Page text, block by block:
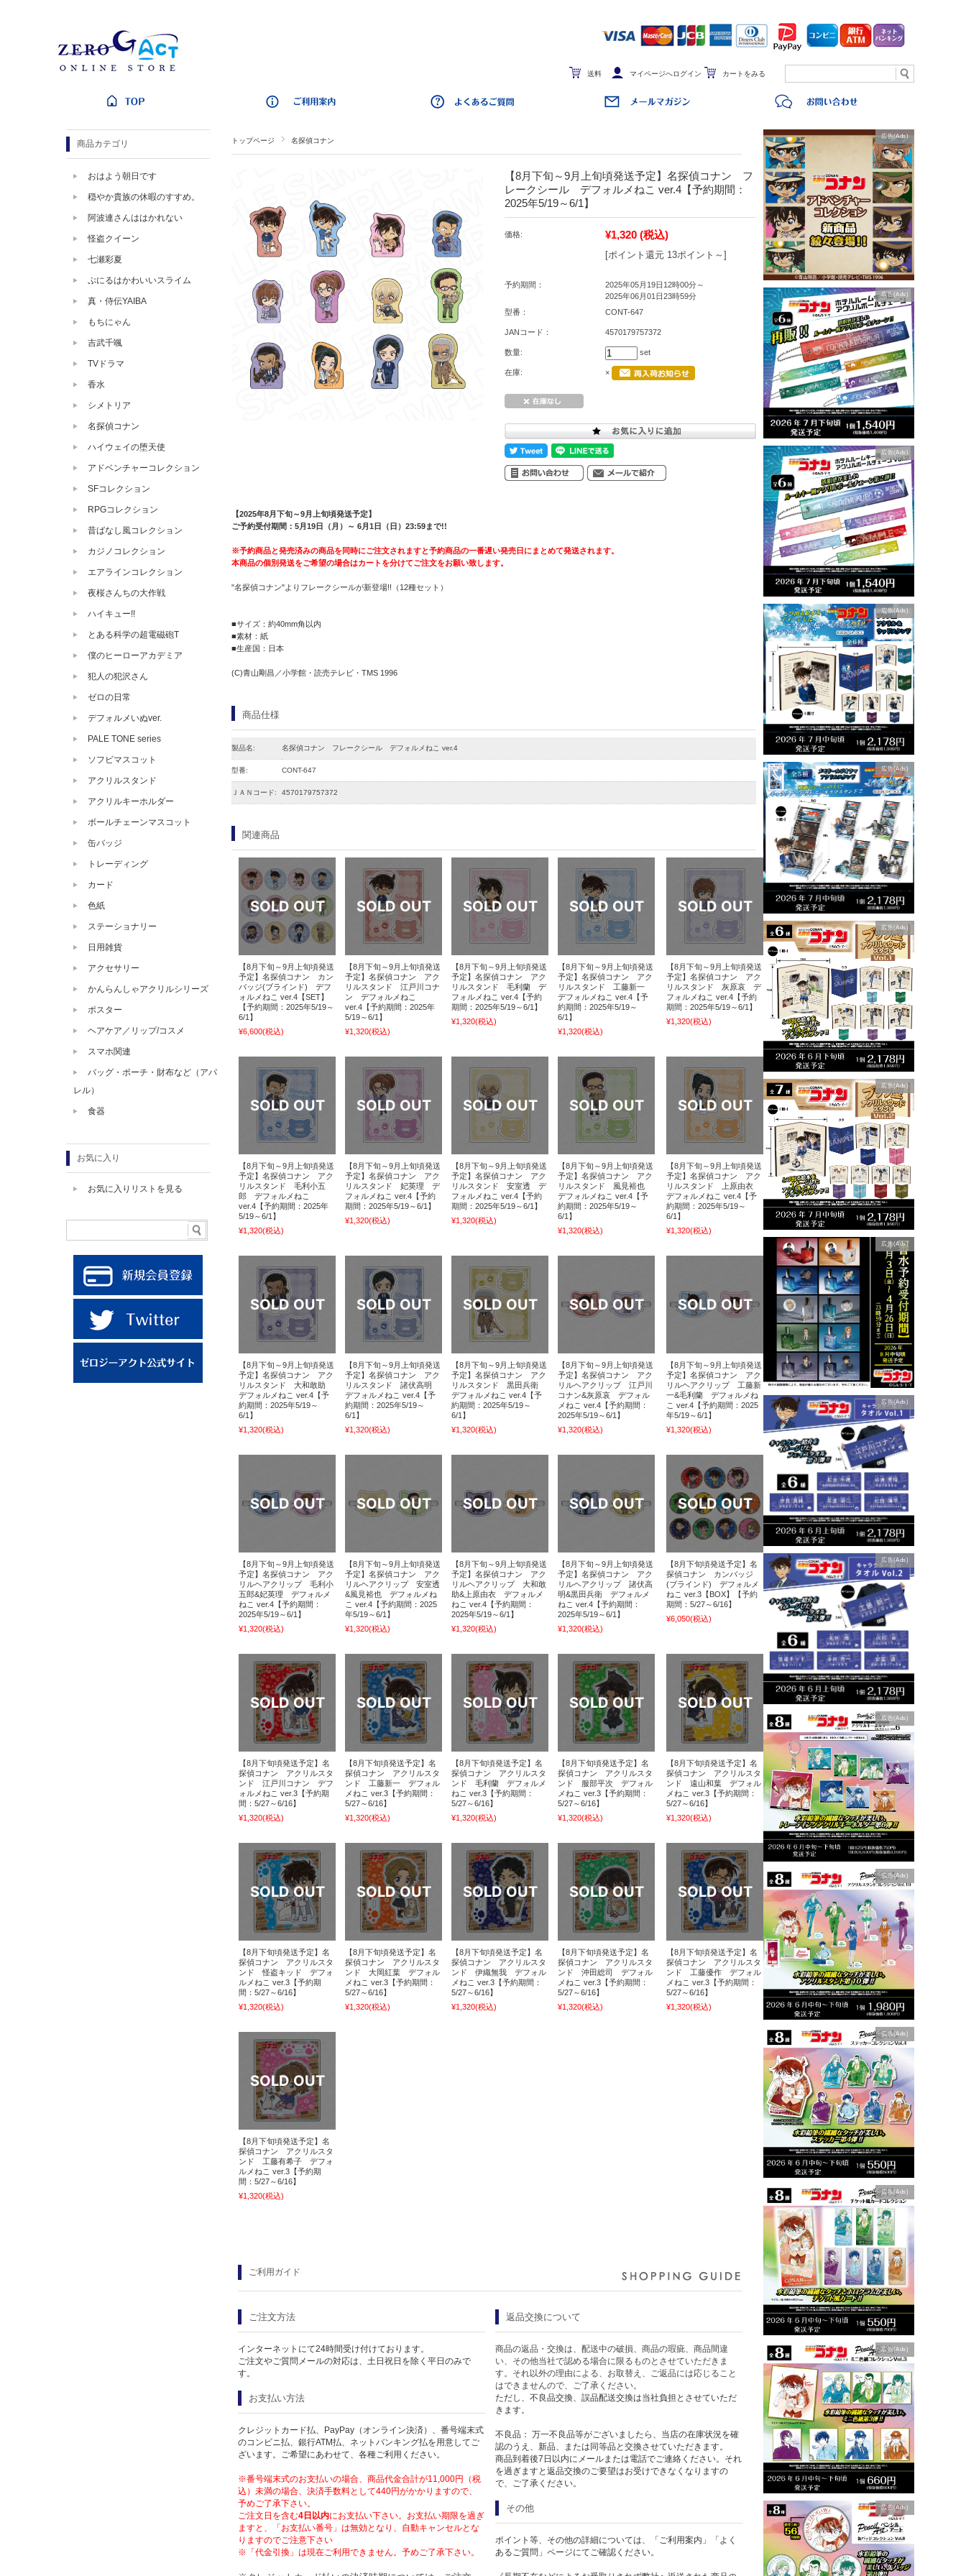
送料 マイページへログイン カートをみる
広告(Ads)
広告(Ads)
広告(Ads)
広告(Ads)
広告(Ads)
広告(Ads)
広告(Ads)
広告(Ads)
広告(Ads)
広告(Ads)
広告(Ads)
広告(Ads)
広告(Ads)
広告(Ads)
広告(Ads)
広告(Ads)
トップページ 名探偵コナン
【8月下旬～9月上旬頃発送予定】名探偵コナン フ
レークシール デフォルメねこ ver.4【予約期間：
2025年5/19～6/1】
価格: ¥1,320 (税込)
[ポイント還元 13ポイント～]
予約期間：
2025年05月19日12時00分～
2025年06月01日23時59分
型番：
CONT-647
JANコード： 4570179757372
数量: set
在庫: ×
【2025年8月下旬～9月上旬頃発送予定】
ご予約受付期間：5月19日（月）～ 6月1日（日）23:59まで!!
※予約商品と発売済みの商品を同時にご注文されますと予約商品の一番遅い発売日にまとめて発送されます。
本商品の個別発送をご希望の場合はカートを分けてご注文をお願い致します。
"名探偵コナン"よりフレークシールが新登場!!（12種セット）
■サイズ：約40mm角以内
■素材：紙
■生産国：日本
(C)青山剛昌／小学館・読売テレビ・TMS 1996
商品仕様
製品名: 名探偵コナン フレークシール デフォルメねこ ver.4
型番: CONT-647
ＪＡＮコード: 4570179757372
関連商品
【8月下旬～9月上旬頃発送
予定】名探偵コナン カン
バッジ(ブラインド) デフ
ォルメねこ ver.4【SET】
【予約期間：2025年5/19～
6/1】
¥6,600(税込)
【8月下旬～9月上旬頃発送
予定】名探偵コナン アク
リルスタンド 江戸川コナ
ン デフォルメねこ
ver.4【予約期間：2025年
5/19～6/1】
¥1,320(税込)
【8月下旬～9月上旬頃発送
予定】名探偵コナン アク
リルスタンド 毛利蘭 デ
フォルメねこ ver.4【予約
期間：2025年5/19～6/1】
¥1,320(税込)
【8月下旬～9月上旬頃発送
予定】名探偵コナン アク
リルスタンド 工藤新一
デフォルメねこ ver.4【予
約期間：2025年5/19～
6/1】
¥1,320(税込)
【8月下旬～9月上旬頃発送
予定】名探偵コナン アク
リルスタンド 灰原哀 デ
フォルメねこ ver.4【予約
期間：2025年5/19～6/1】
¥1,320(税込)
【8月下旬～9月上旬頃発送
予定】名探偵コナン アク
リルスタンド 毛利小五
郎 デフォルメねこ
ver.4【予約期間：2025年
5/19～6/1】
¥1,320(税込)
【8月下旬～9月上旬頃発送
予定】名探偵コナン アク
リルスタンド 妃英理 デ
フォルメねこ ver.4【予約
期間：2025年5/19～6/1】
¥1,320(税込)
【8月下旬～9月上旬頃発送
予定】名探偵コナン アク
リルスタンド 安室透 デ
フォルメねこ ver.4【予約
期間：2025年5/19～6/1】
¥1,320(税込)
【8月下旬～9月上旬頃発送
予定】名探偵コナン アク
リルスタンド 風見裕也
デフォルメねこ ver.4【予
約期間：2025年5/19～
6/1】
¥1,320(税込)
【8月下旬～9月上旬頃発送
予定】名探偵コナン アク
リルスタンド 上原由衣
デフォルメねこ ver.4【予
約期間：2025年5/19～
6/1】
¥1,320(税込)
【8月下旬～9月上旬頃発送
予定】名探偵コナン アク
リルスタンド 大和敢助
デフォルメねこ ver.4【予
約期間：2025年5/19～
6/1】
¥1,320(税込)
【8月下旬～9月上旬頃発送
予定】名探偵コナン アク
リルスタンド 諸伏高明
デフォルメねこ ver.4【予
約期間：2025年5/19～
6/1】
¥1,320(税込)
【8月下旬～9月上旬頃発送
予定】名探偵コナン アク
リルスタンド 黒田兵衛
デフォルメねこ ver.4【予
約期間：2025年5/19～
6/1】
¥1,320(税込)
【8月下旬～9月上旬頃発送
予定】名探偵コナン アク
リルヘアクリップ 江戸川
コナン&灰原哀 デフォル
メねこ ver.4【予約期間：
2025年5/19～6/1】
¥1,320(税込)
【8月下旬～9月上旬頃発送
予定】名探偵コナン アク
リルヘアクリップ 工藤新
一&毛利蘭 デフォルメね
こ ver.4【予約期間：2025
年5/19～6/1】
¥1,320(税込)
【8月下旬～9月上旬頃発送
予定】名探偵コナン アク
リルヘアクリップ 毛利小
五郎&妃英理 デフォルメ
ねこ ver.4【予約期間：
2025年5/19～6/1】
¥1,320(税込)
【8月下旬～9月上旬頃発送
予定】名探偵コナン アク
リルヘアクリップ 安室透
&風見裕也 デフォルメね
こ ver.4【予約期間：2025
年5/19～6/1】
¥1,320(税込)
【8月下旬～9月上旬頃発送
予定】名探偵コナン アク
リルヘアクリップ 大和敢
助&上原由衣 デフォルメ
ねこ ver.4【予約期間：
2025年5/19～6/1】
¥1,320(税込)
【8月下旬～9月上旬頃発送
予定】名探偵コナン アク
リルヘアクリップ 諸伏高
明&黒田兵衛 デフォルメ
ねこ ver.4【予約期間：
2025年5/19～6/1】
¥1,320(税込)
【8月下旬頃発送予定】名
探偵コナン カンバッジ
(ブラインド) デフォルメ
ねこ ver.3【BOX】【予約
期間：5/27～6/16】
¥6,050(税込)
【8月下旬頃発送予定】名
探偵コナン アクリルスタ
ンド 江戸川コナン デフ
ォルメねこ ver.3【予約期
間：5/27～6/16】
¥1,320(税込)
【8月下旬頃発送予定】名
探偵コナン アクリルスタ
ンド 工藤新一 デフォル
メねこ ver.3【予約期間：
5/27～6/16】
¥1,320(税込)
【8月下旬頃発送予定】名
探偵コナン アクリルスタ
ンド 毛利蘭 デフォルメ
ねこ ver.3【予約期間：
5/27～6/16】
¥1,320(税込)
【8月下旬頃発送予定】名
探偵コナン アクリルスタ
ンド 服部平次 デフォル
メねこ ver.3【予約期間：
5/27～6/16】
¥1,320(税込)
【8月下旬頃発送予定】名
探偵コナン アクリルスタ
ンド 遠山和葉 デフォル
メねこ ver.3【予約期間：
5/27～6/16】
¥1,320(税込)
【8月下旬頃発送予定】名
探偵コナン アクリルスタ
ンド 怪盗キッド デフォ
ルメねこ ver.3【予約期
間：5/27～6/16】
¥1,320(税込)
【8月下旬頃発送予定】名
探偵コナン アクリルスタ
ンド 大岡紅葉 デフォル
メねこ ver.3【予約期間：
5/27～6/16】
¥1,320(税込)
【8月下旬頃発送予定】名
探偵コナン アクリルスタ
ンド 伊織無我 デフォル
メねこ ver.3【予約期間：
5/27～6/16】
¥1,320(税込)
【8月下旬頃発送予定】名
探偵コナン アクリルスタ
ンド 沖田総司 デフォル
メねこ ver.3【予約期間：
5/27～6/16】
¥1,320(税込)
【8月下旬頃発送予定】名
探偵コナン アクリルスタ
ンド 工藤優作 デフォル
メねこ ver.3【予約期間：
5/27～6/16】
¥1,320(税込)
【8月下旬頃発送予定】名
探偵コナン アクリルスタ
ンド 工藤有希子 デフォ
ルメねこ ver.3【予約期
間：5/27～6/16】
¥1,320(税込)
ご利用ガイド
ご注文方法
インターネットにて24時間受け付けております。
ご注文やご質問メールの対応は、土日祝日を除く平日のみで
す。
お支払い方法
クレジットカード払、PayPay（オンライン決済）、番号端末式
のコンビニ払、銀行ATM払、ネットバンキング払を用意してご
ざいます。ご希望にあわせて、各種ご利用ください。
※番号端末式のお支払いの場合、商品代金合計が11,000円（税
込）未満の場合、決済手数料として440円がかかりますので、
予めご了承下さい。
ご注文日を含む4日以内にお支払い下さい。お支払い期限を過ぎ
ますと、「お支払い番号」は無効となり、自動キャンセルとな
りますのでご注意下さい
※「代金引換」は現在ご利用できません。予めご了承下さい。
返品交換について
商品の返品・交換は、配送中の破損、商品の瑕疵、商品間違
い、その他当社で認める場合に限るものとさせていただきま
す。それ以外の理由による、お取替え、ご返品には応じること
はできませんので、ご了承ください。
ただし、不良品交換、誤品配送交換は当社負担とさせていただ
きます。
不良品： 万一不良品等がございましたら、当店の在庫状況を確
認のうえ、新品、または同等品と交換させていただきます。
商品到着後7日以内にメールまたは電話でご連絡ください。それ
を過ぎますと返品交換のご要望はお受けできなくなりますの
で、ご了承ください。
その他
ポイント等、その他の詳細については、「ご利用案内」「よく
あるご質問」ページにてご確認ください。
商品カテゴリ
おはよう朝日です
穏やか貴族の休暇のすすめ。
阿波連さんははかれない
怪盗クイーン
七瀬彩夏
ぷにるはかわいいスライム
真・侍伝YAIBA
もちにゃん
吉武千颯
TVドラマ
香水
シメトリア
名探偵コナン
ハイウェイの堕天使
アドベンチャーコレクション
SFコレクション
RPGコレクション
昔ばなし風コレクション
カジノコレクション
エアラインコレクション
夜桜さんちの大作戦
ハイキュー!!
とある科学の超電磁砲T
僕のヒーローアカデミア
犯人の犯沢さん
ゼロの日常
デフォルメいぬver.
PALE TONE series
ソフビマスコット
アクリルスタンド
アクリルキーホルダー
ボールチェーンマスコット
缶バッジ
トレーディング
カード
色紙
ステーショナリー
日用雑貨
アクセサリー
かんらんしゃアクリルシリーズ
ポスター
ヘアケア／リップ/コスメ
スマホ関連
バッグ・ポーチ・財布など（アパ
レル）
食器
お気に入り
お気に入りリストを見る